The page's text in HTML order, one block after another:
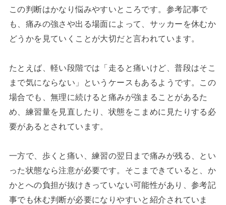
この判断はかなり悩みやすいところです。参考記事で
も、痛みの強さや出る場面によって、サッカーを休むか
どうかを見ていくことが大切だと言われています。
たとえば、軽い段階では「走ると痛いけど、普段はそこ
まで気にならない」というケースもあるようです。この
場合でも、無理に続けると痛みが強まることがあるた
め、練習量を見直したり、状態をこまめに見たりする必
要があるとされています。
一方で、歩くと痛い、練習の翌日まで痛みが残る、とい
った状態なら注意が必要です。そこまできていると、か
かとへの負担が抜けきっていない可能性があり、参考記
事でも休む判断が必要になりやすいと紹介されていま